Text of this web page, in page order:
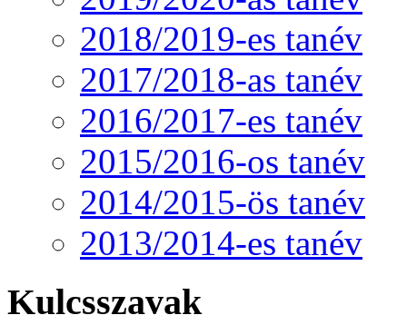
2018/2019-es tanév
2017/2018-as tanév
2016/2017-es tanév
2015/2016-os tanév
2014/2015-ös tanév
2013/2014-es tanév
Kulcsszavak